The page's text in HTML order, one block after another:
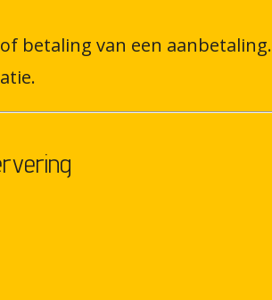
betaling van een aanbetaling.